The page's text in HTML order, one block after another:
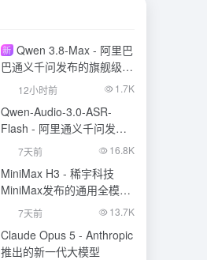
新 Qwen 3.8-Max - 阿里巴
巴通义千问发布的旗舰级大
模型12小时前 1.7K
Qwen-Audio-3.0-ASR-
Flash - 阿里通义千问发布
的语音识别大模型
7天前 16.8K
MiniMax H3 - 稀宇科技
MiniMax发布的通用全模态
生成模型
7天前 13.7K
Claude Opus 5 - Anthropic
推出的新一代大模型